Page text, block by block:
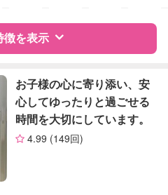
可否は個別に相談
き受けしていません
不可
徴を表示
届出済ベビーシッター
教諭
お子様の心に寄り添い、安
心してゆったりと過ごせる
時間を大切にしています。
4.99 (149回)